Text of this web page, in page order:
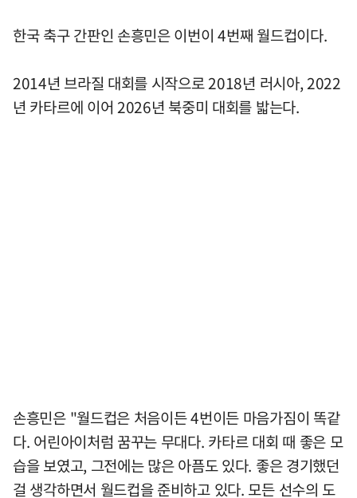
한국 축구 간판인 손흥민은 이번이 4번째 월드컵이다.
2014년 브라질 대회를 시작으로 2018년 러시아, 2022
년 카타르에 이어 2026년 북중미 대회를 밟는다.
손흥민은 "월드컵은 처음이든 4번이든 마음가짐이 똑같
다. 어린아이처럼 꿈꾸는 무대다. 카타르 대회 때 좋은 모
습을 보였고, 그전에는 많은 아픔도 있다. 좋은 경기했던
걸 생각하면서 월드컵을 준비하고 있다. 모든 선수의 도